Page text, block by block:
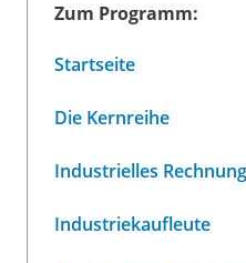
Zum Programm:
Startseite
Die Kernreihe
Industrielles
Industriekaufleute